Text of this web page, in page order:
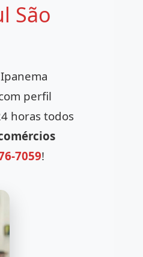
São
perfil
horas todos
7059!